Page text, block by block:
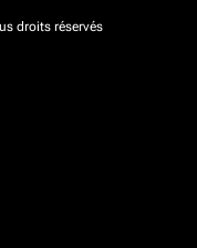
droits réservés